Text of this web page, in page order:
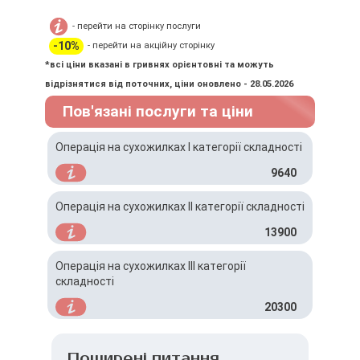
- перейти на сторінку послуги
-10%
- перейти на акційну сторінку
*всі ціни вказані в гривнях орієнтовні та можуть
відрізнятися від поточних, ціни оновлено - 28.05.2026
Пов'язані послуги та ціни
Операція на сухожилках I категорії складності
9640
Операція на сухожилках IІ категорії складності
13900
Операція на сухожилках IІІ категорії
складності
20300